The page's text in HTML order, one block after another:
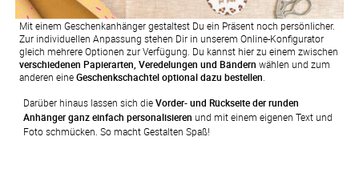
Mit einem Geschenkanhänger gestaltest Du ein Präsent noch persönlicher.
Zur individuellen Anpassung stehen Dir in unserem Online-Konfigurator
gleich mehrere Optionen zur Verfügung. Du kannst hier zu einem zwischen
verschiedenen Papierarten, Veredelungen und Bändern wählen und zum
anderen eineGeschenkschachtel optional dazu bestellen
Darüber hinaus lassen sich die Vorder- und Rückseite der runden
Anhänger ganz einfach personalisieren und mit einem eigenen Text und
Foto schmücken. So macht Gestalten Spaß!